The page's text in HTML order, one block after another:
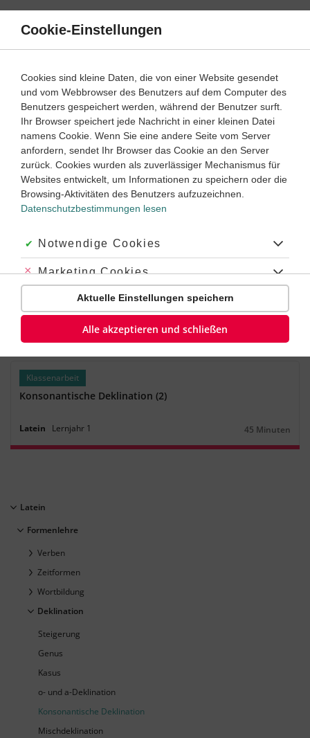
Direkt
Inhalt
Klassenarbeiten und Abiturprüfungen
Klassenarbeit
Adjektive deklinieren
Latein Lernjahr1
Klassenarbeit
Latein Lernjahr1
Dauer:
45 Minuten
Klassenarbeit
Konsonantische Deklination (2)
Latein Lernjahr 1
Dauer:
45 Minuten
Latein
Formenlehre
Verben
Zeitformen
Wortbildung
Deklination
Steigerung
Genus
Kasus
o- und a-Deklination
Konsonantische Deklination
Mischdeklination
Cookie-Einstellungen
Cookies sind kleine Daten, die von einer Website gesendet
und vom Webbrowser des Benutzers auf dem Computer des
Benutzers gespeichert werden, während der Benutzer surft.
Ihr Browser speichert jede Nachricht in einer kleinen Datei
namens Cookie. Wenn Sie eine andere Seite vom Server
anfordern, sendet Ihr Browser das Cookie an den Server
zurück. Cookies wurden als zuverlässiger Mechanismus für
Websites entwickelt, um Informationen zu speichern oder die
Browsing-Aktivitäten des Benutzers aufzuzeichnen.
Datenschutzbestimmungen lesen
Akzeptiert:
Notwendige Cookies
Abgelehnt:
Marketing Cookies
Abgelehnt:
Personalisierungs-Cookies
Aktuelle Einstellungen speichern
Alle akzeptieren und schließen